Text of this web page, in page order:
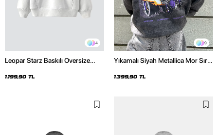
4
Leopar Starz Baskılı Oversize
1.199,90 TL
9
Yıkamalı Siyah Metallica Mor Sırt
Hoodie
1.399,90 TL